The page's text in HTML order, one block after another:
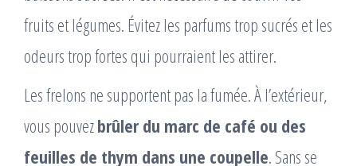
fruits et légumes. Évitez les parfums trop sucrés et les
odeurs trop fortes qui pourraient les attirer.
Les frelons ne supportent pas la fumée. À l’extérieur,
vous pouvezbrûler du marc de café ou des
feuilles de thym dans une coupelle. Sans se